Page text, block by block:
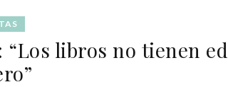
“Los libros no tienen